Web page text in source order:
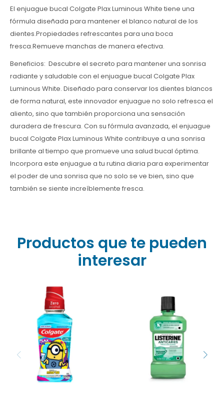
El enjuague bucal Colgate Plax Luminous White tiene una
fórmula diseñada para mantener el blanco natural de los
dientes.Propiedades refrescantes para una boca
fresca.Remueve manchas de manera efectiva.
Beneficios: Descubre el secreto para mantener una sonrisa
radiante y saludable con el enjuague bucal Colgate Plax
Luminous White. Diseñado para conservar los dientes blancos
de forma natural, este innovador enjuague no solo refresca el
aliento, sino que también proporciona una sensación
duradera de frescura. Con su fórmula avanzada, el enjuague
bucal Colgate Plax Luminous White contribuye a una sonrisa
brillante al tiempo que promueve una salud bucal óptima.
Incorpora este enjuague a tu rutina diaria para experimentar
el poder de una sonrisa que no solo se ve bien, sino que
también se siente increíblemente fresca.
Productos que te pueden
interesar
Enjuague Bucal Colgate
Plax Minions 250 ml
¿Caries o ardor? ¡Olvídate
de ambos! Protege tu
sonrisa con Listerine
Anticaries Zero Alcohol
250 ml. Fuerza y frescura
sin irritación.